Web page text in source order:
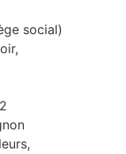
social)